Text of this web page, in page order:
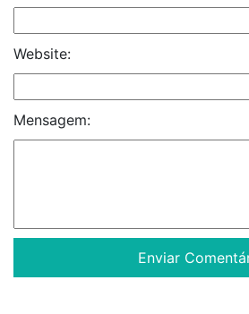
Website:
Mensagem: